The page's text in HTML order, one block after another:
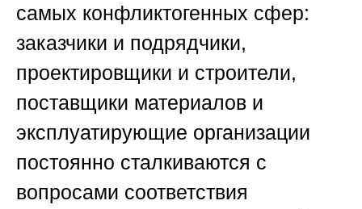
самых конфликтогенных сфер:
заказчики и подрядчики,
проектировщики и строители,
поставщики материалов и
эксплуатирующие организации
постоянно сталкиваются с
вопросами соответствия